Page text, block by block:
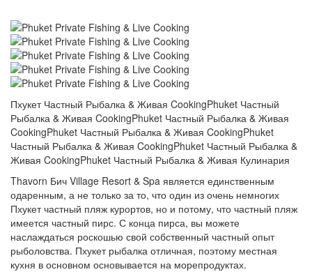
Пхукет Частный Рыбалка & Живая CookingPhuket Частный
Рыбалка & Живая CookingPhuket Частный Рыбалка & Живая
CookingPhuket Частный Рыбалка & Живая CookingPhuket
Частный Рыбалка & Живая CookingPhuket Частный Рыбалка &
Живая CookingPhuket Частный Рыбалка & Живая Кулинария
Thavorn Бич Village Resort & Spa является единственным
одаренным, а не только за то, что один из очень немногих
Пхукет частный пляж курортов, но и потому, что частный пляж
имеется частный пирс. С конца пирса, вы можете
наслаждаться роскошью свой собственный частный опыт
рыболовства. Пхукет рыбалка отличная, поэтому местная
кухня в основном основывается на морепродуктах.